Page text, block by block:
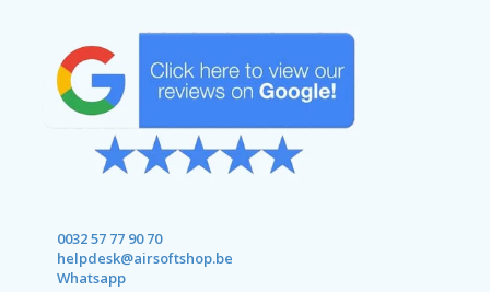
0032 57 77 90 70
helpdesk@airsoftshop.be
Whatsapp